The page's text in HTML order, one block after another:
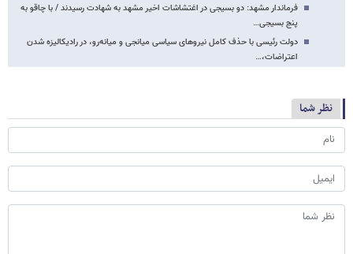
فرماندار مشهد: دو بسیجی در اغتشاشات اخیر مشهد به شهادت رسیدند / با چاقو به
پنج بسیجی…
دولت رئیسی با حذف کامل نیروهای سیاسی میانجی و میانه‌رو، در رادیکالیزه شدن
اعتراضات،…
نظر شما